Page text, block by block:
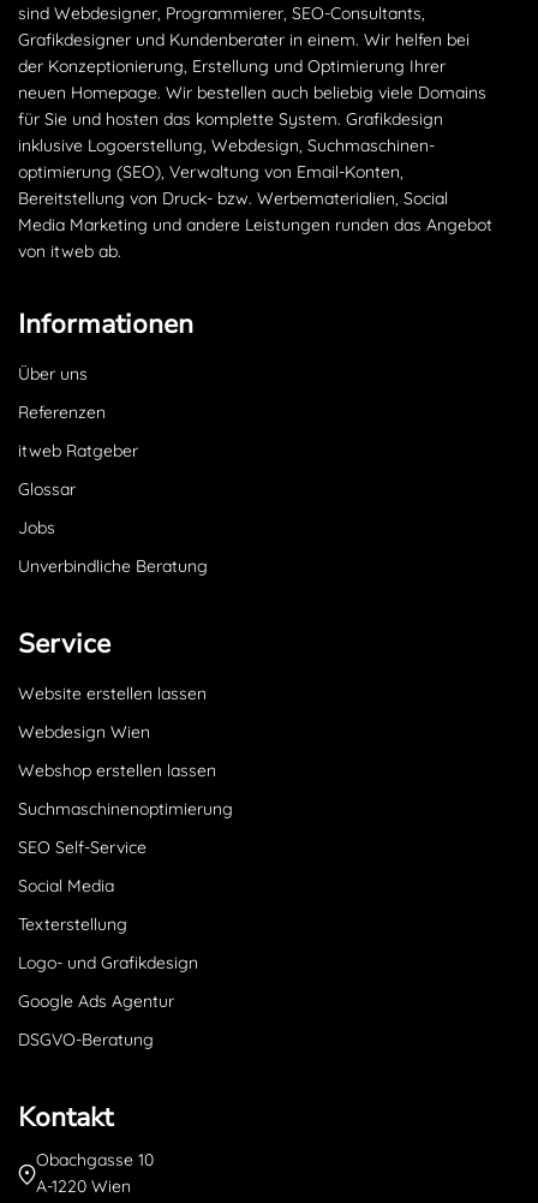
sind Webdesigner, Programmierer, SEO-Consultants,
Grafikdesigner und Kundenberater in einem. Wir helfen bei
der Konzeptionierung, Erstellung und Optimierung Ihrer
neuen Homepage. Wir bestellen auch beliebig viele Domains
für Sie und hosten das komplette System. Grafikdesign
inklusive Logoerstellung, Webdesign, Suchmaschinen­
optimierung (SEO), Verwaltung von Email-Konten,
Bereitstellung von Druck- bzw. Werbematerialien, Social
Media Marketing und andere Leistungen runden das Angebot
von itweb ab.
Informationen
Über uns
Referenzen
itweb Ratgeber
Glossar
Jobs
Unverbindliche Beratung
Service
Website erstellen lassen
Webdesign Wien
Webshop erstellen lassen
Suchmaschinenoptimierung
SEO Self-Service
Social Media
Texterstellung
Logo- und Grafikdesign
Google Ads Agentur
DSGVO-Beratung
Kontakt
Obachgasse 10
A-1220 Wien